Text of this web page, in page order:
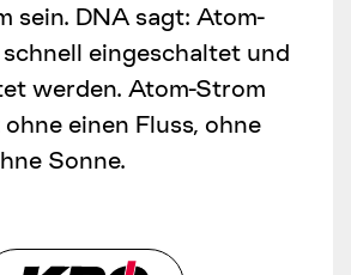
sein. DNA sagt: Atom-
eingeschaltet und
werden. Atom-Strom
einen Fluss, ohne
Sonne.